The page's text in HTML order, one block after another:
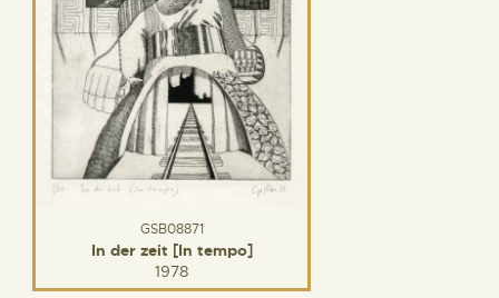
GSB08871
In der zeit [In tempo]
1978